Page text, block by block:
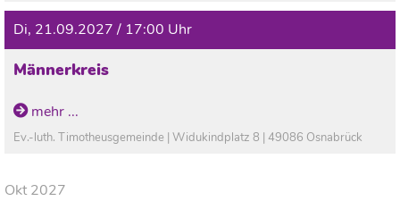
Di, 21.09.2027 / 17:00 Uhr
Männerkreis
mehr ...
Ev.-luth. Timotheusgemeinde | Widukindplatz 8 | 49086 Osnabrück
Okt 2027